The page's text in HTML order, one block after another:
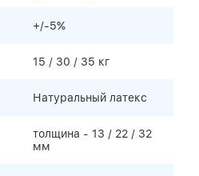
+/-5%
15 / 30 / 35 кг
Натуральный латекс
толщина - 13 / 22 / 32
мм